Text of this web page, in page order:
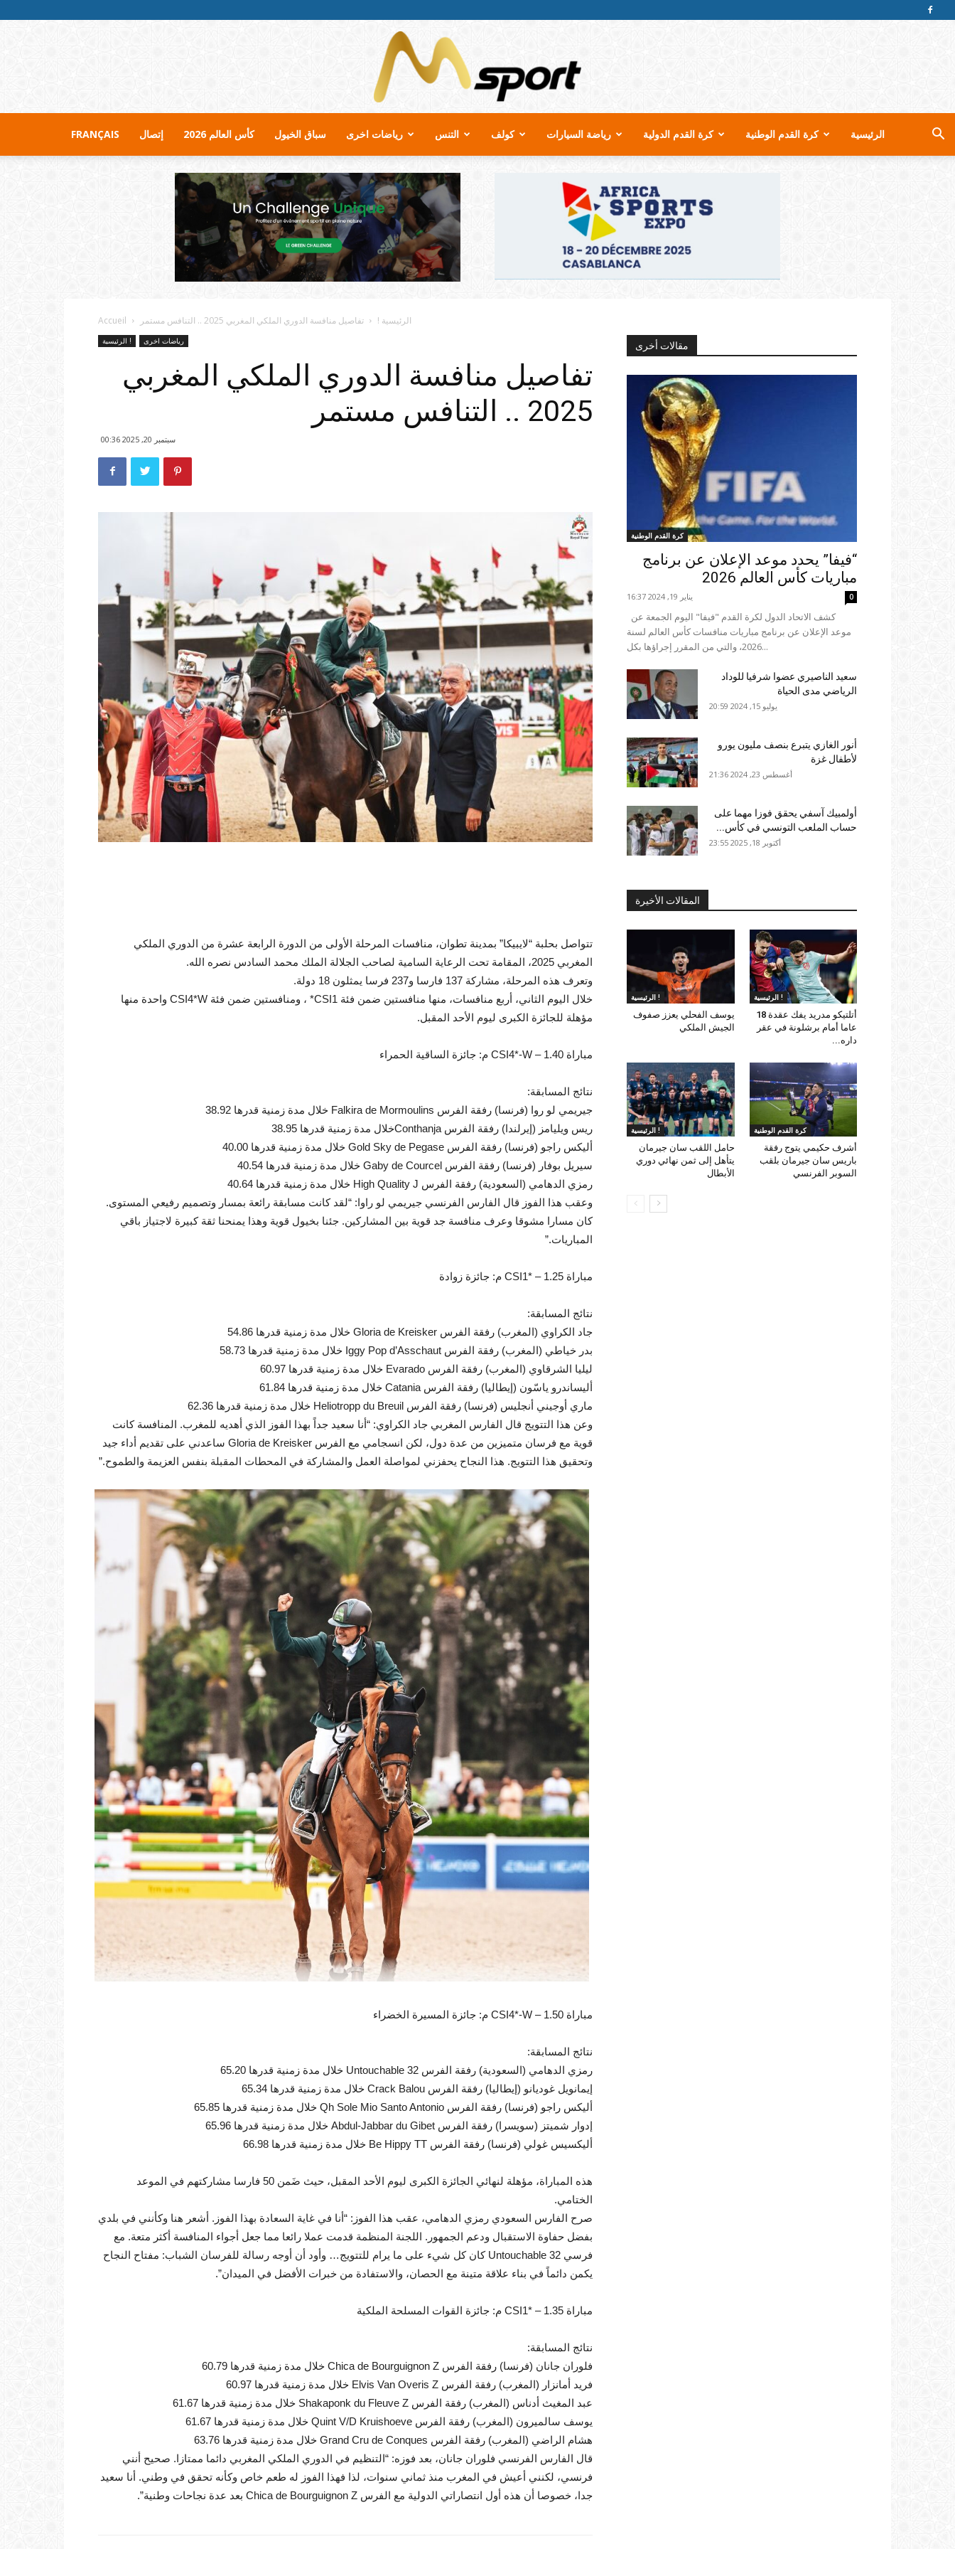
MSport.ma
FRANÇAIS إتصال كأس العالم 2026 سباق الخيول رياضات اخرى التنس كولف رياضة السيارات كرة القدم الدولية كرة القدم الوطنية الرئيسية
Accueil الرئيسية ! تفاصيل منافسة الدوري الملكي المغربي 2025 .. التنافس مستمر
الرئيسية ! رياضات اخرى
تفاصيل منافسة الدوري الملكي المغربي
2025 .. التنافس مستمر
سبتمبر 20, 2025 00:36
تتواصل بحلبة “لايبيكا” بمدينة تطوان، منافسات المرحلة الأولى من الدورة الرابعة عشرة من الدوري الملكي
المغربي 2025، المقامة تحت الرعاية السامية لصاحب الجلالة الملك محمد السادس نصره الله.
وتعرف هذه المرحلة، مشاركة 137 فارسا و237 فرسا يمثلون 18 دولة.
خلال اليوم الثاني، أربع منافسات، منها منافستين ضمن فئة CSI1* ، ومنافستين ضمن فئة CSI4*W واحدة منها
مؤهلة للجائزة الكبرى ليوم الأحد المقبل.
مباراة CSI4*-W – 1.40 م: جائزة الساقية الحمراء
نتائج المسابقة:
جيريمي لو روا (فرنسا) رفقة الفرس Falkira de Mormoulins خلال مدة زمنية قدرها 38.92
ريس ويليامز (إيرلندا) رفقة الفرس Conthanjaخلال مدة زمنية قدرها 38.95
أليكس راجو (فرنسا) رفقة الفرس Gold Sky de Pegase خلال مدة زمنية قدرها 40.00
سيريل بوفار (فرنسا) رفقة الفرس Gaby de Courcel خلال مدة زمنية قدرها 40.54
رمزي الدهامي (السعودية) رفقة الفرس High Quality J خلال مدة زمنية قدرها 40.64
وعقب هذا الفوز قال الفارس الفرنسي جيريمي لو راوا: “لقد كانت مسابقة رائعة بمسار وتصميم رفيعي المستوى.
كان مسارا مشوقا وعرف منافسة جد قوية بين المشاركين. جئنا بخيول قوية وهذا يمنحنا ثقة كبيرة لاجتياز باقي
المباريات.”
مباراة CSI1* – 1.25 م: جائزة زوادة
نتائج المسابقة:
جاد الكراوي (المغرب) رفقة الفرس Gloria de Kreisker خلال مدة زمنية قدرها 54.86
بدر خياطي (المغرب) رفقة الفرس Iggy Pop d’Asschaut خلال مدة زمنية قدرها 58.73
ليليا الشرقاوي (المغرب) رفقة الفرس Evarado خلال مدة زمنية قدرها 60.97
أليساندرو ياسّون (إيطاليا) رفقة الفرس Catania خلال مدة زمنية قدرها 61.84
ماري أوجيني أنجليس (فرنسا) رفقة الفرس Heliotropp du Breuil خلال مدة زمنية قدرها 62.36
وعن هذا التتويج قال الفارس المغربي جاد الكراوي: “أنا سعيد جداً بهذا الفوز الذي أهديه للمغرب. المنافسة كانت
قوية مع فرسان متميزين من عدة دول، لكن انسجامي مع الفرس Gloria de Kreisker ساعدني على تقديم أداء جيد
وتحقيق هذا التتويج. هذا النجاح يحفزني لمواصلة العمل والمشاركة في المحطات المقبلة بنفس العزيمة والطموح.”
مباراة CSI4*-W – 1.50 م: جائزة المسيرة الخضراء
نتائج المسابقة:
رمزي الدهامي (السعودية) رفقة الفرس Untouchable 32 خلال مدة زمنية قدرها 65.20
إيمانويل غوديانو (إيطاليا) رفقة الفرس Crack Balou خلال مدة زمنية قدرها 65.34
أليكس راجو (فرنسا) رفقة الفرس Qh Sole Mio Santo Antonio خلال مدة زمنية قدرها 65.85
إدوار شميتز (سويسرا) رفقة الفرس Abdul-Jabbar du Gibet خلال مدة زمنية قدرها 65.96
أليكسيس غولي (فرنسا) رفقة الفرس Be Hippy TT خلال مدة زمنية قدرها 66.98
هذه المباراة، مؤهلة لنهائي الجائزة الكبرى ليوم الأحد المقبل، حيث ضَمن 50 فارسا مشاركتهم في الموعد
الختامي.
صرح الفارس السعودي رمزي الدهامي، عقب هذا الفوز: “أنا في غاية السعادة بهذا الفوز. أشعر هنا وكأنني في بلدي
بفضل حفاوة الاستقبال ودعم الجمهور. اللجنة المنظمة قدمت عملا رائعا مما جعل أجواء المنافسة أكثر متعة. مع
فرسي Untouchable 32 كان كل شيء على ما يرام للتتويج… وأود أن أوجه رسالة للفرسان الشباب: مفتاح النجاح
يكمن دائماً في بناء علاقة متينة مع الحصان، والاستفادة من خبرات الأفضل في الميدان”.
مباراة CSI1* – 1.35 م: جائزة القوات المسلحة الملكية
نتائج المسابقة:
فلوران جانان (فرنسا) رفقة الفرس Chica de Bourguignon Z خلال مدة زمنية قدرها 60.79
فريد أمانزار (المغرب) رفقة الفرس Elvis Van Overis Z خلال مدة زمنية قدرها 60.97
عبد المغيث أدناس (المغرب) رفقة الفرس Shakaponk du Fleuve Z خلال مدة زمنية قدرها 61.67
يوسف سالميرون (المغرب) رفقة الفرس Quint V/D Kruishoeve خلال مدة زمنية قدرها 61.67
هشام الراضي (المغرب) رفقة الفرس Grand Cru de Conques خلال مدة زمنية قدرها 63.76
قال الفارس الفرنسي فلوران جانان، بعد فوزه: “التنظيم في الدوري الملكي المغربي دائما ممتازا. صحيح أنني
فرنسي، لكنني أعيش في المغرب منذ ثماني سنوات، لذا فهذا الفوز له طعم خاص وكأنه تحقق في وطني. أنا سعيد
جدا، خصوصا أن هذه أول انتصاراتي الدولية مع الفرس Chica de Bourguignon Z بعد عدة نجاحات وطنية”.
مقالات أخرى
كرة القدم الوطنية
“فيفا” يحدد موعد الإعلان عن برنامج
مباريات كأس العالم 2026
يناير 19, 2024 16:37 0
موعد الإعلان عن برنامج مباريات منافسات كأس العالم لسنة
2026، والتي من المقرر إجراؤها بكل...
سعيد الناصيري عضوا شرفيا للوداد
الرياضي مدى الحياة
يوليو 15, 2024 20:59
أنور الغازي يتبرع بنصف مليون يورو
لأطفال غزة
أغسطس 23, 2024 21:36
أولمبيك آسفي يحقق فوزا مهما على
حساب الملعب التونسي في كأس...
أكتوبر 18, 2025 23:55
المقالات الأخيرة
الرئيسية !
يوسف الفحلي يعزز صفوف
الجيش الملكي
الرئيسية !
أتلتيكو مدريد يفك عقدة 18
عاما أمام برشلونة في عقر
داره...
الرئيسية !
حامل اللقب سان جيرمان
يتأهل إلى ثمن نهائي دوري
الأبطال
كرة القدم الوطنية
أشرف حكيمي يتوج رفقة
باريس سان جيرمان بلقب
السوبر الفرنسي